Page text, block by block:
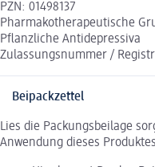
PZN: 01498137
Pharmakotherapeutische
Pflanzliche Antidepressiva
Zulassungsnummer /
Beipackzettel
Lies die Packungsbeilage
Anwendung dieses